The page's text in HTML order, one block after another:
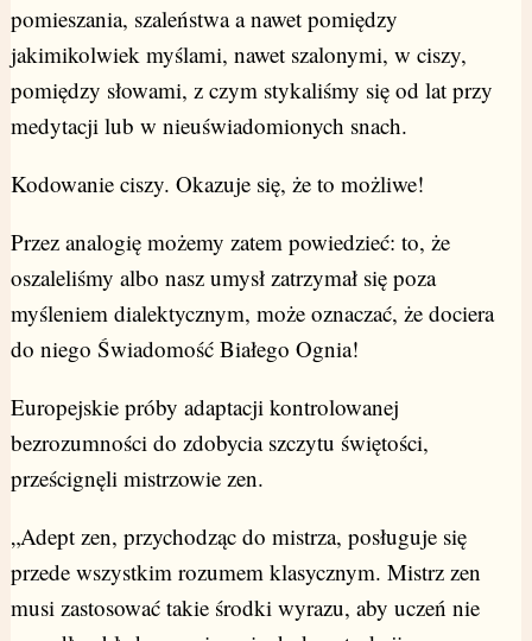
pomieszania, szaleństwa a nawet pomiędzy
jakimikolwiek myślami, nawet szalonymi, w ciszy,
pomiędzy słowami, z czym stykaliśmy się od lat przy
medytacji lub w nieuświadomionych snach.
Kodowanie ciszy. Okazuje się, że to możliwe!
Przez analogię możemy zatem powiedzieć: to, że
oszaleliśmy albo nasz umysł zatrzymał się poza
myśleniem dialektycznym, może oznaczać, że dociera
do niego Świadomość Białego Ognia!
Europejskie próby adaptacji kontrolowanej
bezrozumności do zdobycia szczytu świętości,
prześcignęli mistrzowie zen.
„Adept zen, przychodząc do mistrza, posługuje się
przede wszystkim rozumem klasycznym. Mistrz zen
musi zastosować takie środki wyrazu, aby uczeń nie